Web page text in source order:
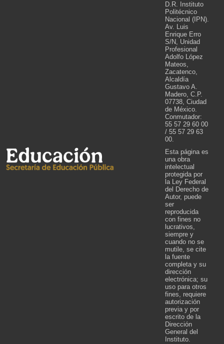
D.R. Instituto
Politécnico
Nacional (IPN).
Av. Luis
Enrique Erro
S/N, Unidad
Profesional
Adolfo López
Mateos,
Zacatenco,
Alcaldía
Gustavo A.
Madero, C.P.
07738, Ciudad
de México.
Conmutador:
55 57 29 60 00
/ 55 57 29 63
00.
Esta página es
una obra
intelectual
protegida por
la Ley Federal
del Derecho de
Autor, puede
ser
reproducida
con fines no
lucrativos,
siempre y
cuando no se
mutile, se cite
la fuente
completa y su
dirección
electrónica; su
uso para otros
fines, requiere
autorización
previa y por
escrito de la
Dirección
General del
Instituto.